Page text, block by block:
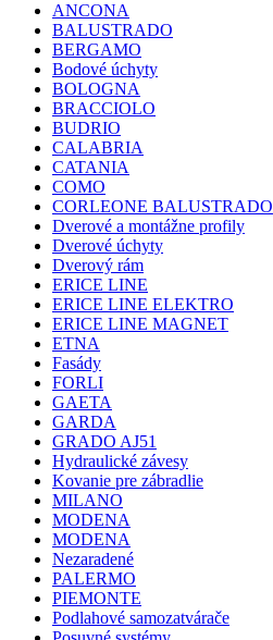
ANCONA
BALUSTRADO
BERGAMO
Bodové úchyty
BOLOGNA
BRACCIOLO
BUDRIO
CALABRIA
CATANIA
COMO
CORLEONE BALUSTRADO
Dverové a montážne profily
Dverové úchyty
Dverový rám
ERICE LINE
ERICE LINE ELEKTRO
ERICE LINE MAGNET
ETNA
Fasády
FORLI
GAETA
GARDA
GRADO AJ51
Hydraulické závesy
Kovanie pre zábradlie
MILANO
MODENA
MODENA
Nezaradené
PALERMO
PIEMONTE
Podlahové samozatvárače